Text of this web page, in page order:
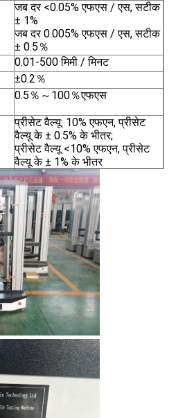
जब दर <0.05% एफएस / एस, सटीक
± 1%
जब दर 0.005% एफएस / एस, सटीक
± 0.5％
0.01-500 मिमी / मिनट
±0.2％
0.5％～100％एफएस
प्रीसेट वैल्यू: 10% एफएन, प्रीसेट
वैल्यू के ± 0.5% के भीतर;
प्रीसेट वैल्यू <10% एफएन, प्रीसेट
वैल्यू के ± 1% के भीतर